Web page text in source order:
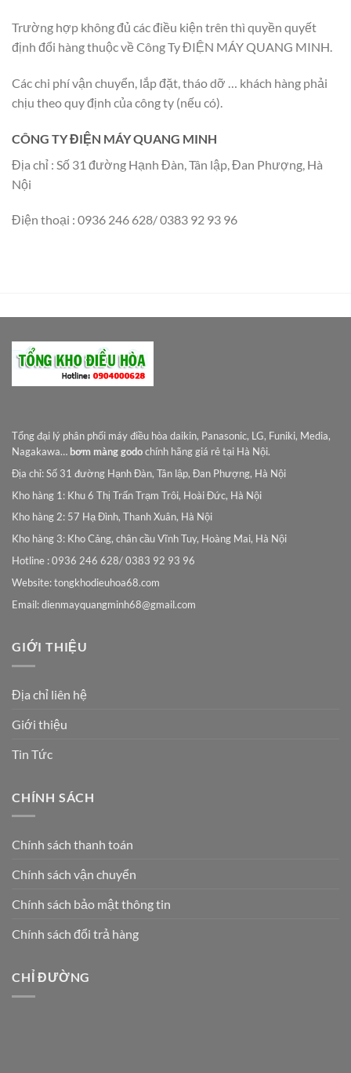
Trường hợp không đủ các điều kiện trên thì quyền quyết
định đổi hàng thuộc về Công Ty ĐIỆN MÁY QUANG MINH.
Các chi phí vận chuyển, lắp đặt, tháo dỡ … khách hàng phải
chịu theo quy định của công ty (nếu có).
CÔNG TY ĐIỆN MÁY QUANG MINH
Địa chỉ : Số 31 đường Hạnh Đàn, Tân lập, Đan Phượng, Hà
Nội
Điện thoại : 0936 246 628/ 0383 92 93 96
Tổng đại lý phân phối máy điều hòa daikin, Panasonic, LG, Funiki, Media,
Nagakawa… bơm màng godochính hãng giá rẻ tại Hà Nội.
Địa chỉ: Số 31 đường Hạnh Đàn, Tân lập, Đan Phượng, Hà Nội
Kho hàng 1: Khu 6 Thị Trấn Trạm Trôi, Hoài Đức, Hà Nội
Kho hàng 2: 57 Hạ Đình, Thanh Xuân, Hà Nội
Kho hàng 3: Kho Cảng, chân cầu Vĩnh Tuy, Hoàng Mai, Hà Nội
Hotline : 0936 246 628/ 0383 92 93 96
Website: tongkhodieuhoa68.com
Email:dienmayquangminh68@gmail.com
GIỚI THIỆU
Địa chỉ liên hệ
Giới thiệu
Tin Tức
CHÍNH SÁCH
Chính sách thanh toán
Chính sách vận chuyển
Chính sách bảo mật thông tin
Chính sách đổi trả hàng
CHỈ ĐƯỜNG